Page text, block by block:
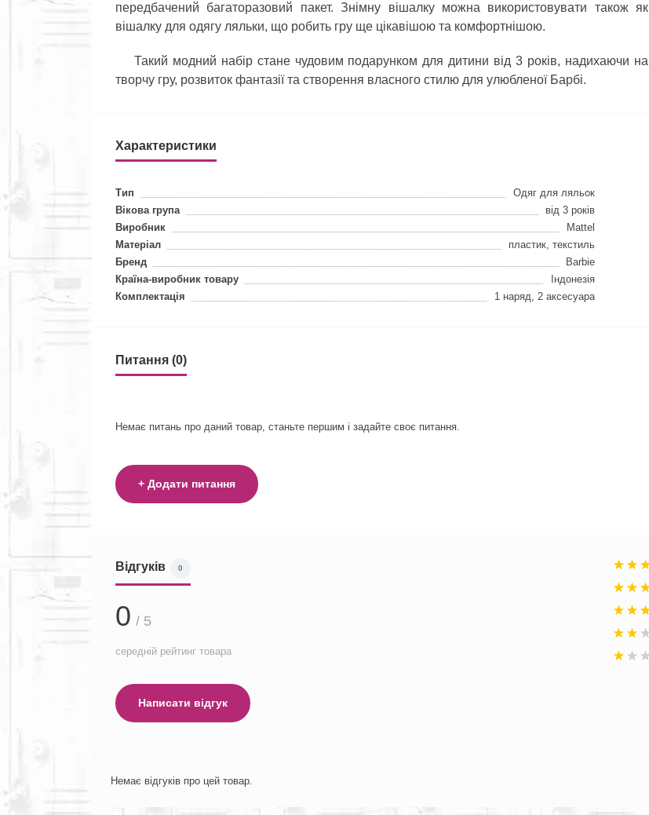
передбачений багаторазовий пакет. Знімну вішалку можна використовувати також як
вішалку для одягу ляльки, що робить гру ще цікавішою та комфортнішою.
Такий модний набір стане чудовим подарунком для дитини від 3 років, надихаючи на
творчу гру, розвиток фантазії та створення власного стилю для улюбленої Барбі.
Характеристики
Тип
Одяг для ляльок
Вікова група
від 3 років
Виробник
Mattel
Матеріал
пластик, текстиль
Бренд
Barbie
Країна-виробник товару
Індонезія
Комплектація
1 наряд, 2 аксесуара
Питання (0)
Немає питань про даний товар, станьте першим і задайте своє питання.
+ Додати питання
Відгуків 0
0 / 5
середній рейтинг товара
Написати відгук
Немає відгуків про цей товар.